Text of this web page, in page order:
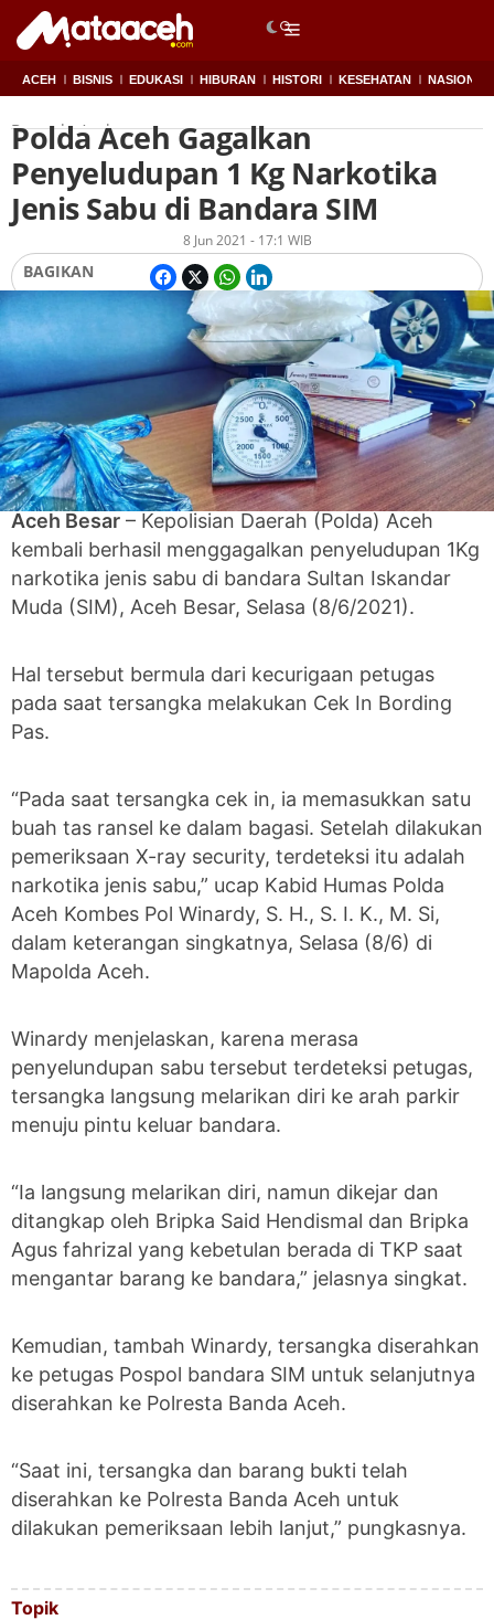
ACEH BISNIS EDUKASI HIBURAN HISTORI KESEHATAN NASIONAL
Beranda Aceh
Polda Aceh Gagalkan
Penyeludupan 1 Kg Narkotika
Jenis Sabu di Bandara SIM
8 Jun 2021 - 17:1 WIB
BAGIKAN
Aceh Besar – Kepolisian Daerah (Polda) Aceh
kembali berhasil menggagalkan penyeludupan 1Kg
narkotika jenis sabu di bandara Sultan Iskandar
Muda (SIM), Aceh Besar, Selasa (8/6/2021).
Hal tersebut bermula dari kecurigaan petugas
pada saat tersangka melakukan Cek In Bording
Pas.
“Pada saat tersangka cek in, ia memasukkan satu
buah tas ransel ke dalam bagasi. Setelah dilakukan
pemeriksaan X-ray security, terdeteksi itu adalah
narkotika jenis sabu,” ucap Kabid Humas Polda
Aceh Kombes Pol Winardy, S. H., S. I. K., M. Si,
dalam keterangan singkatnya, Selasa (8/6) di
Mapolda Aceh.
Winardy menjelaskan, karena merasa
penyelundupan sabu tersebut terdeteksi petugas,
tersangka langsung melarikan diri ke arah parkir
menuju pintu keluar bandara.
“Ia langsung melarikan diri, namun dikejar dan
ditangkap oleh Bripka Said Hendismal dan Bripka
Agus fahrizal yang kebetulan berada di TKP saat
mengantar barang ke bandara,” jelasnya singkat.
Kemudian, tambah Winardy, tersangka diserahkan
ke petugas Pospol bandara SIM untuk selanjutnya
diserahkan ke Polresta Banda Aceh.
“Saat ini, tersangka dan barang bukti telah
diserahkan ke Polresta Banda Aceh untuk
dilakukan pemeriksaan lebih lanjut,” pungkasnya.
Topik